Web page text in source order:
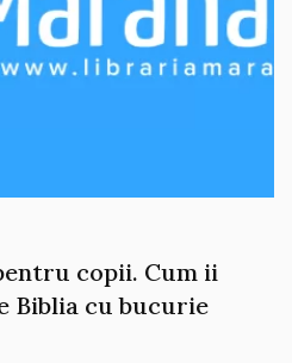
copii. Cum ii
Biblia cu bucurie